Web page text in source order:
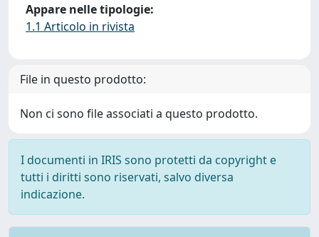
Appare nelle tipologie:
1.1 Articolo in rivista
File in questo prodotto:
Non ci sono file associati a questo prodotto.
I documenti in IRIS sono protetti da copyright e
tutti i diritti sono riservati, salvo diversa
indicazione.